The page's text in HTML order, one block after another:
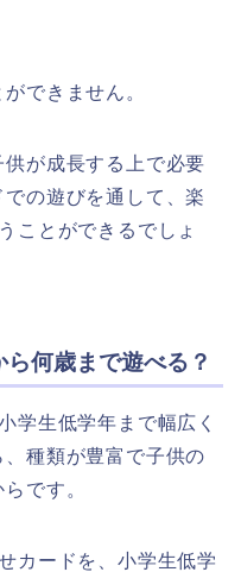
できません。
が成長する上で必要
の遊びを通して、楽
ことができるでしょ
何歳まで遊べる？
学生低学年まで幅広く
種類が豊富で子供の
です。
カードを、小学生低学